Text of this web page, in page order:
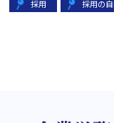
採用 採用の